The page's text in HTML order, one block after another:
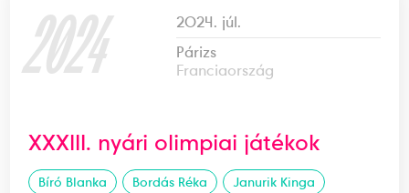
2024
2024. júl.
Párizs
Franciaország
XXXIII. nyári olimpiai játékok
Bíró Blanka Bordás Réka
Janurik Kinga